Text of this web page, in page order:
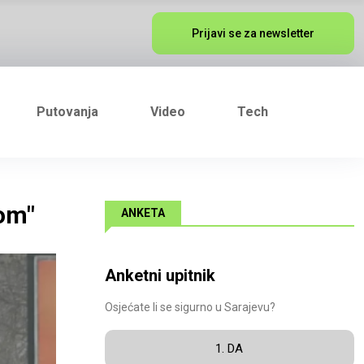
Prijavi se za newsletter
Putovanja Video Tech
ANKETA
Anketni upitnik
Osjećate li se sigurno u Sarajevu?
1. DA